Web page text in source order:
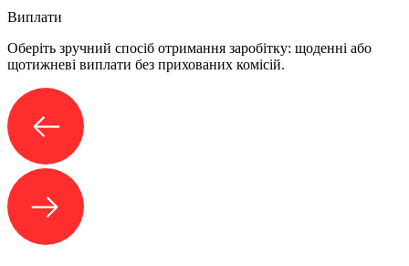
Виплати
Оберіть зручний спосіб отримання заробітку: щоденні або
щотижневі виплати без прихованих комісій.